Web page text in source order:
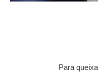
Para